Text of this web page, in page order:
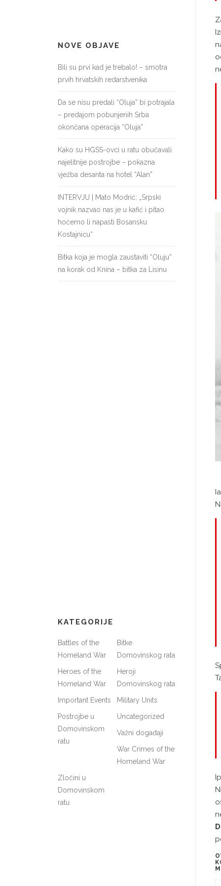
NOVE OBJAVE
Bili su prvi kad je trebalo! – smotra
prvih hrvatskih redarstvenika
Da se nisu predali “Oluja” bi potrajala
– predajom pobunjenih Srba
okončana operacija “Oluja”
Kako su HGSS-ovci u ratu obučavali
najelitnije postrojbe – pokazna
vježba desanta na hotel “Alan”
INTERVJU | Mato Modrić: „Srpski
vojnik nazvao nas je u kafić i pitao
hoćemo li napasti Bosansku
Kostajnicu“
Bitka koja je mogla zaustaviti “Oluju”
na korak od Knina – bitka za Lisinu
KATEGORIJE
Battles of the
Homeland War
Bitke
Domovinskog rata
Heroes of the
Homeland War
Heroji
Domovinskog rata
Important Events Military Units
Postrojbe u
Domovinskom
ratu
Uncategorized
Važni događaji
War Crimes of the
Homeland War
Zločini u
Domovinskom
ratu